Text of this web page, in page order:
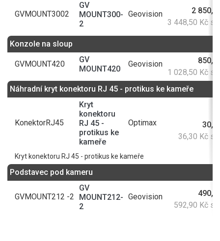
GVMOUNT3002
GV
MOUNT300-
2
Geovision
2
3 448,50 Kč s
Konzole na sloup
GVMOUNT420
GV
MOUNT420
Geovision
1 028,50 Kč s
Náhradní kryt konektoru RJ 45 - protikus ke kameře
KonektorRJ45
Kryt
konektoru
RJ 45 -
protikus ke
kameře
Optimax
36,30 Kč s
Kryt konektoru RJ 45 - protikus ke kameře
Podstavec pod kameru
GVMOUNT212 -2
GV
MOUNT212-
2
Geovision
592,90 Kč s